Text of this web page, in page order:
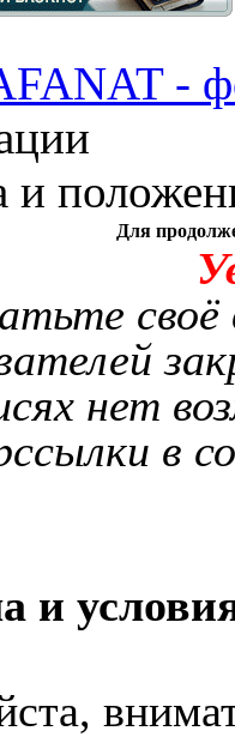
-
и
Для
своё
нет
в
и